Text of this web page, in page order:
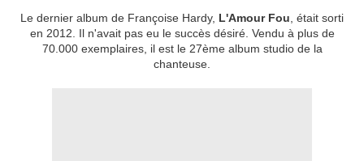
Le dernier album de Françoise Hardy, L'Amour Fou , était sorti
en 2012. Il n'avait pas eu le succès désiré. Vendu à plus de
70.000 exemplaires, il est le 27ème album studio de la
chanteuse.